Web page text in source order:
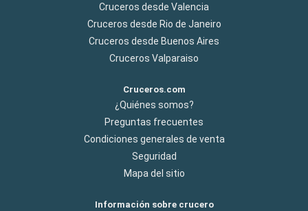
Cruceros desde Valencia
Cruceros desde Rio de Janeiro
Cruceros desde Buenos Aires
Cruceros Valparaiso
Cruceros.com
¿Quiénes somos?
Preguntas frecuentes
Condiciones generales de venta
Seguridad
Mapa del sitio
Información sobre crucero